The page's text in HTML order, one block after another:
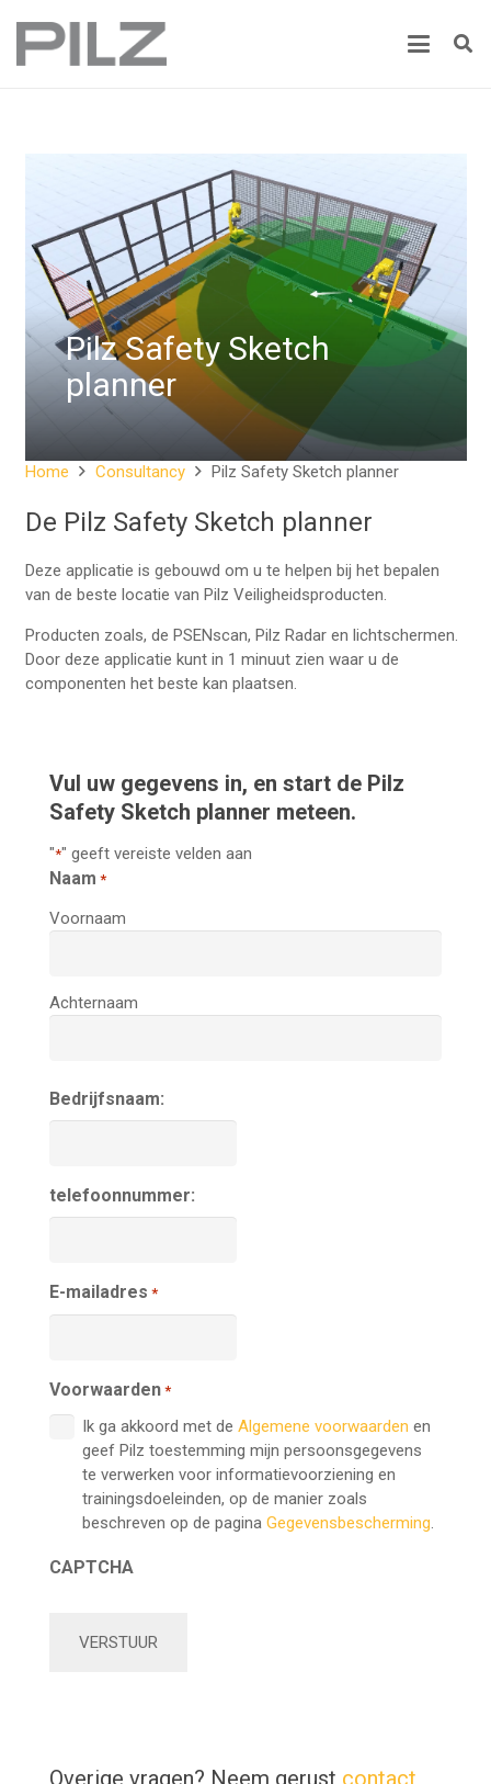
Pilz Safety Sketch
planner
Home Consultancy Pilz Safety Sketch planner
De Pilz Safety Sketch planner
Deze applicatie is gebouwd om u te helpen bij het bepalen
van de beste locatie van Pilz Veiligheidsproducten.
Producten zoals, de PSENscan, Pilz Radar en lichtschermen.
Door deze applicatie kunt in 1 minuut zien waar u de
componenten het beste kan plaatsen.
Vul uw gegevens in, en start de Pilz
Safety Sketch planner meteen.
"*" geeft vereiste velden aan
Naam *
Voornaam
Achternaam
Bedrijfsnaam:
telefoonnummer:
E-mailadres *
Voorwaarden *
Ik ga akkoord met de Algemene voorwaarden en
geef Pilz toestemming mijn persoonsgegevens
te verwerken voor informatievoorziening en
trainingsdoeleinden, op de manier zoals
beschreven op de pagina Gegevensbescherming.
CAPTCHA
Overige vragen? Neem gerust contact